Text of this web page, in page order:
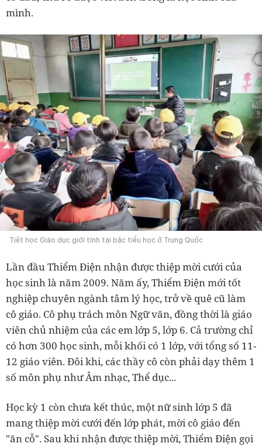
mình.
Tiết học Giáo dục giới tính tại bậc tiểu học ở Trung Quốc
Lần đầu Thiểm Điện nhận được thiệp mời cưới của
học sinh là năm 2009. Năm ấy, Thiểm Điện mới tốt
nghiệp chuyên ngành tâm lý học, trở về quê cũ làm
cô giáo. Cô phụ trách môn Ngữ văn, đồng thời là giáo
viên chủ nhiệm của các em lớp 5, lớp 6. Cả trường chỉ
có hơn 300 học sinh, mỗi khối có 1 lớp, với tổng số 11-
12 giáo viên. Đôi khi, các thầy cô còn phải dạy thêm 1
số môn phụ như Âm nhạc, Thể dục...
Học kỳ 1 còn chưa kết thúc, một nữ sinh lớp 5 đã
mang thiệp mời cưới đến lớp phát, mời cô giáo đến
"ăn cỗ". Sau khi nhận được thiệp mời, Thiểm Điện gọi